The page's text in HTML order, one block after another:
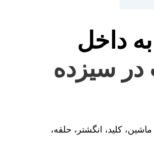
داخل
در سیزده
کلید، انگشتر، حلقه،